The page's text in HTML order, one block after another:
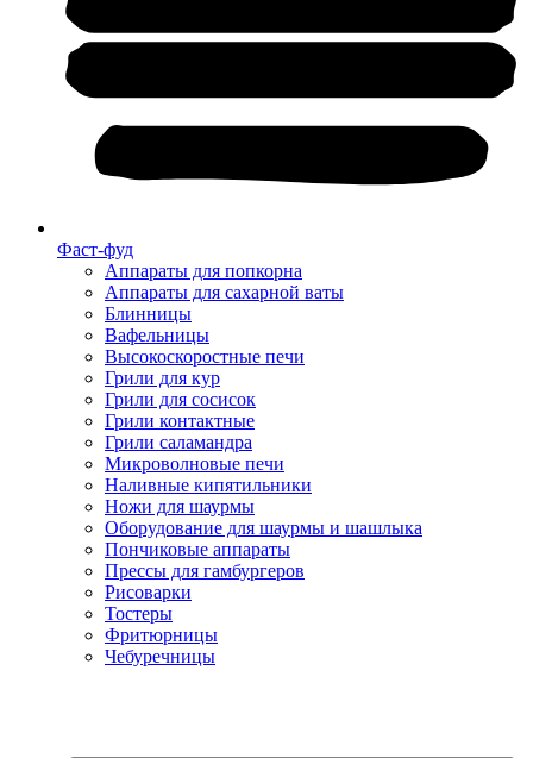
Фаст-фуд
Аппараты для попкорна
Аппараты для сахарной ваты
Блинницы
Вафельницы
Высокоскоростные печи
Грили для кур
Грили для сосисок
Грили контактные
Грили саламандра
Микроволновые печи
Наливные кипятильники
Ножи для шаурмы
Оборудование для шаурмы и шашлыка
Пончиковые аппараты
Прессы для гамбургеров
Рисоварки
Тостеры
Фритюрницы
Чебуречницы